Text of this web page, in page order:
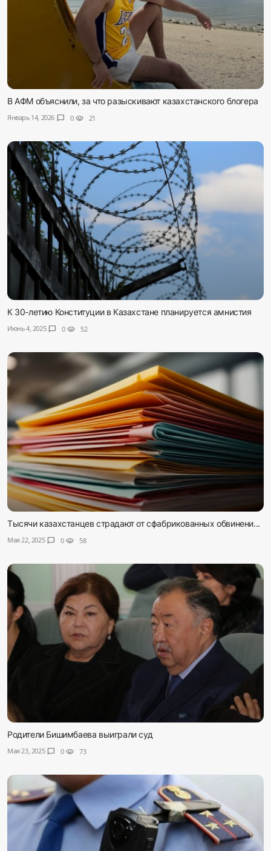
В АФМ объяснили, за что разыскивают казахстанского блогера
Январь 14, 2026 chat_bubble 0 visibility 21
К 30-летию Конституции в Казахстане планируется амнистия
Июнь 4, 2025 chat_bubble 0 visibility 52
Тысячи казахстанцев страдают от сфабрикованных обвинени...
Мая 22, 2025 chat_bubble 0 visibility 58
Родители Бишимбаева выиграли суд
Мая 23, 2025 chat_bubble 0 visibility 73